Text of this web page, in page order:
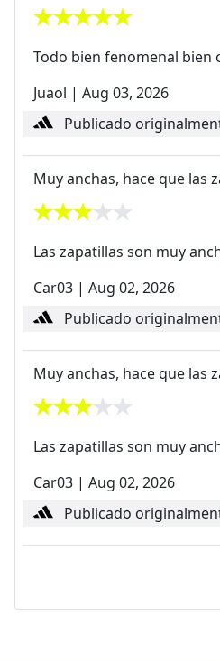
Todo bien fenomenal bien
Juaol | Aug 03, 2026
Publicado
Muy anchas, hace que las
Las zapatillas son muy
Car03 | Aug 02, 2026
Publicado
Muy anchas, hace que las
Las zapatillas son muy
Car03 | Aug 02, 2026
Publicado